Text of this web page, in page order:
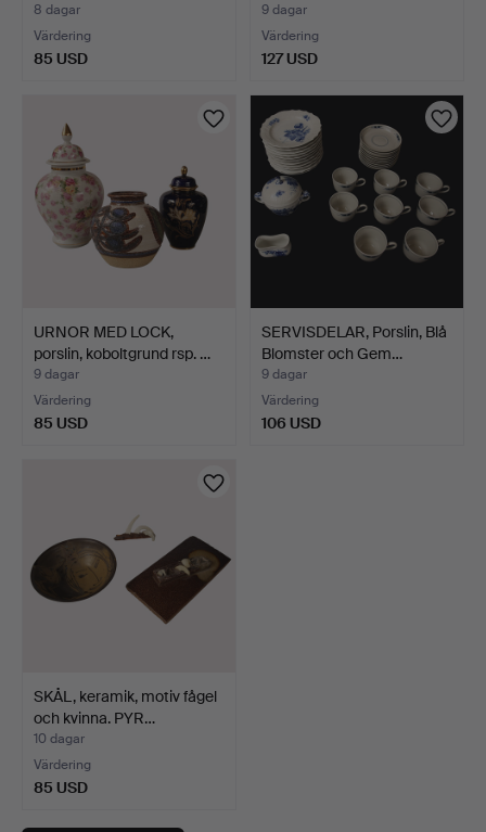
8 dagar
Värdering
85 USD
9 dagar
Värdering
127 USD
URNOR MED LOCK,
porslin, koboltgrund rsp. …
9 dagar
Värdering
85 USD
SERVISDELAR, Porslin, Blå
Blomster och Gem…
9 dagar
Värdering
106 USD
SKÅL, keramik, motiv fågel
och kvinna. PYR…
10 dagar
Värdering
85 USD